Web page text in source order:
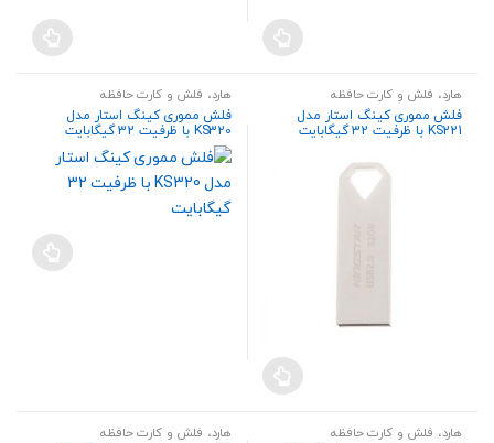
هارد، فلش و کارت حافظه
فلش مموری کینگ‌ استار مدل
KS221 با ظرفیت 32 گیگابایت
هارد، فلش و کارت حافظه
فلش مموری کینگ‌ استار مدل
KS320 با ظرفیت 32 گیگابایت
هارد، فلش و کارت حافظه
هارد، فلش و کارت حافظه